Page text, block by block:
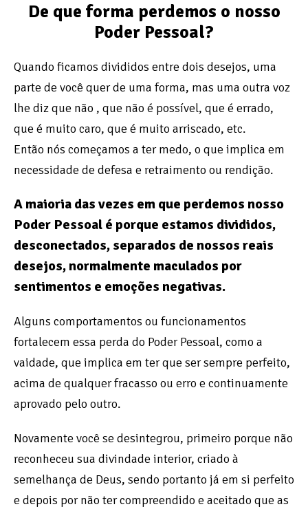
De que forma perdemos o nosso
Poder Pessoal?
Quando ficamos divididos entre dois desejos, uma
parte de você quer de uma forma, mas uma outra voz
lhe diz que não , que não é possível, que é errado,
que é muito caro, que é muito arriscado, etc.
Então nós começamos a ter medo, o que implica em
necessidade de defesa e retraimento ou rendição.
A maioria das vezes em que perdemos nosso
Poder Pessoal é porque estamos divididos,
desconectados, separados de nossos reais
desejos, normalmente maculados por
sentimentos e emoções negativas.
Alguns comportamentos ou funcionamentos
fortalecem essa perda do Poder Pessoal, como a
vaidade, que implica em ter que ser sempre perfeito,
acima de qualquer fracasso ou erro e continuamente
aprovado pelo outro.
Novamente você se desintegrou, primeiro porque não
reconheceu sua divindade interior, criado à
semelhança de Deus, sendo portanto já em si perfeito
e depois por não ter compreendido e aceitado que as